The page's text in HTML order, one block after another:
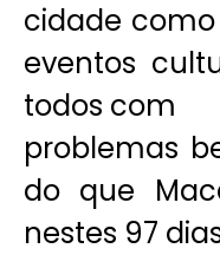
cidade
eventos
todos com
problemas
do que
nestes 97